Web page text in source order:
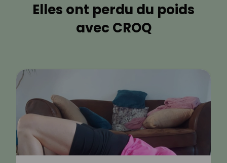
Elles ont perdu du poids
avec CROQ